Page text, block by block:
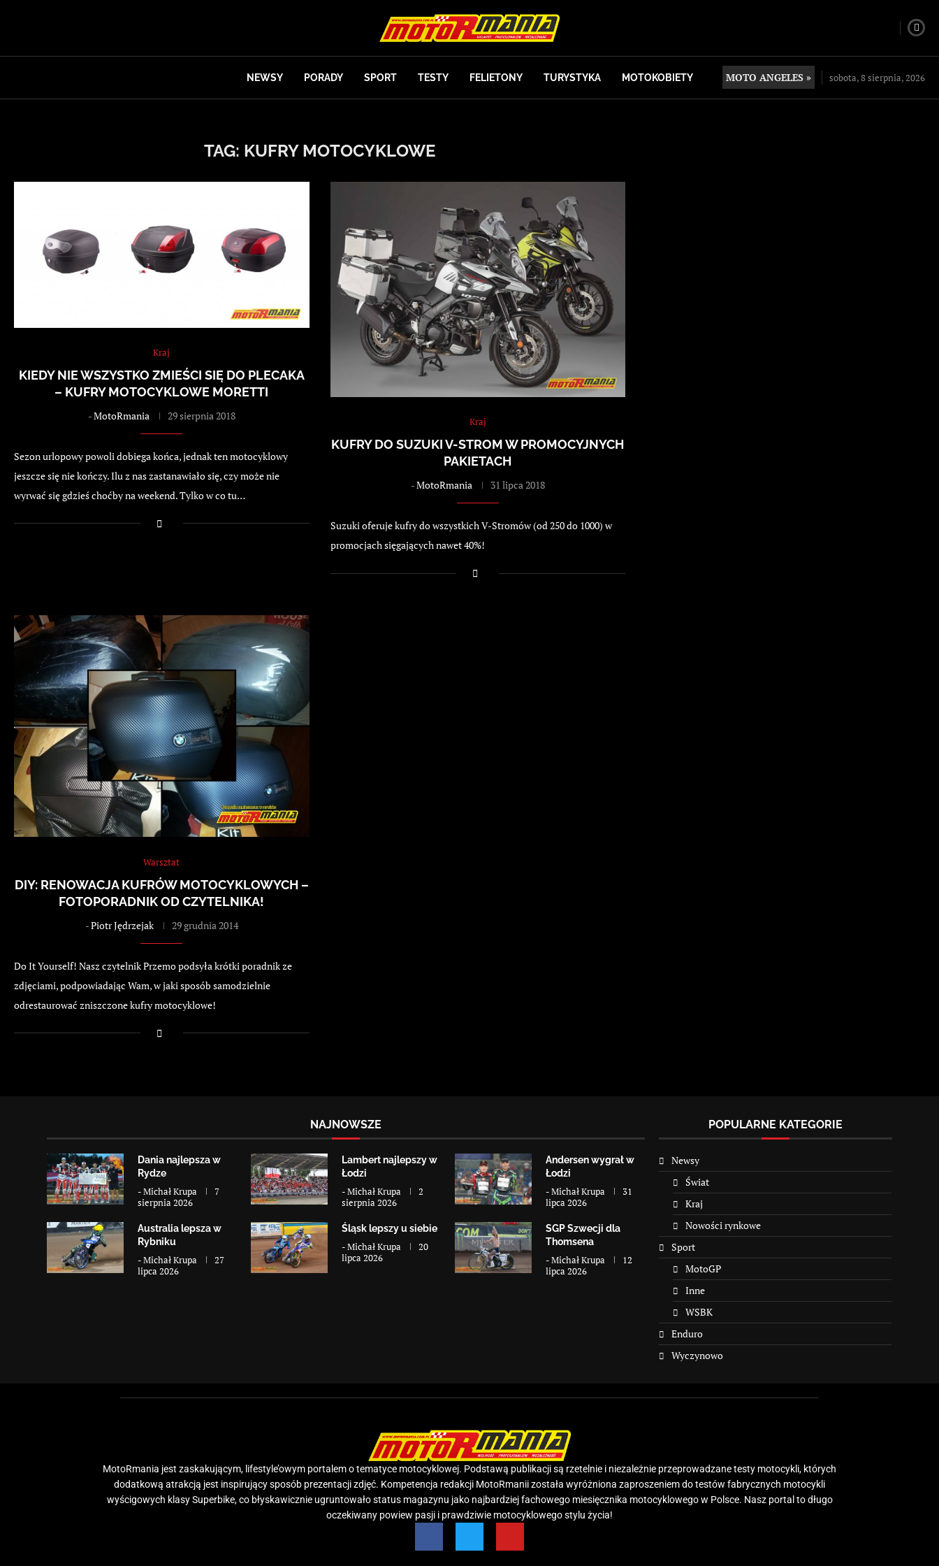
NEWSY PORADY SPORT TESTY FELIETONY TURYSTYKA MOTOKOBIETY MOTO ANGELES » sobota, 8 sierpnia, 2026
TAG: KUFRY MOTOCYKLOWE
Kraj
KIEDY NIE WSZYSTKO ZMIEŚCI SIĘ DO PLECAKA
– KUFRY MOTOCYKLOWE MORETTI
-MotoRmania 29 sierpnia 2018
Sezon urlopowy powoli dobiega końca, jednak ten motocyklowy
jeszcze się nie kończy. Ilu z nas zastanawiało się, czy może nie
wyrwać się gdzieś choćby na weekend. Tylko w co tu…
Kraj
KUFRY DO SUZUKI V-STROM W PROMOCYJNYCH
PAKIETACH
-MotoRmania 31 lipca 2018
Suzuki oferuje kufry do wszystkich V-Stromów (od 250 do 1000) w
promocjach sięgających nawet 40%!
Warsztat
DIY: RENOWACJA KUFRÓW MOTOCYKLOWYCH –
FOTOPORADNIK OD CZYTELNIKA!
-Piotr Jędrzejak 29 grudnia 2014
Do It Yourself! Nasz czytelnik Przemo podsyła krótki poradnik ze
zdjęciami, podpowiadając Wam, w jaki sposób samodzielnie
odrestaurować zniszczone kufry motocyklowe!
NAJNOWSZE
Dania najlepsza w
Rydze
-Michał Krupa
7
sierpnia 2026
Lambert najlepszy w
Łodzi
-Michał Krupa
2
sierpnia 2026
Andersen wygrał w
Łodzi
-Michał Krupa
31
lipca 2026
Australia lepsza w
Rybniku
-Michał Krupa
27
lipca 2026
Śląsk lepszy u siebie
-Michał Krupa
20
lipca 2026
SGP Szwecji dla
Thomsena
-Michał Krupa
12
lipca 2026
POPULARNE KATEGORIE
Newsy
Świat
Kraj
Nowości rynkowe
Sport
MotoGP
Inne
WSBK
Enduro
Wyczynowo
MotoRmania jest zaskakującym, lifestyle’owym portalem o tematyce motocyklowej. Podstawą publikacji są rzetelnie i niezależnie przeprowadzane testy motocykli, których
dodatkową atrakcją jest inspirujący sposób prezentacji zdjęć. Kompetencja redakcji MotoRmanii została wyróżniona zaproszeniem do testów fabrycznych motocykli
wyścigowych klasy Superbike, co błyskawicznie ugruntowało status magazynu jako najbardziej fachowego miesięcznika motocyklowego w Polsce. Nasz portal to długo
oczekiwany powiew pasji i prawdziwie motocyklowego stylu życia!